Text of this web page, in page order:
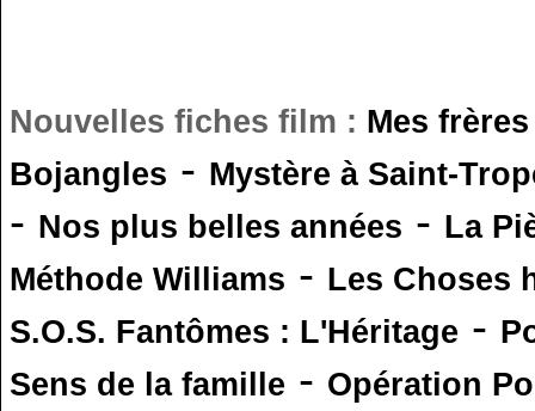
Nouvelles fiches film : Mes
Bojangles - Mystère à Saint-
- Nos plus belles années - La
Méthode Williams - Les Choses
S.O.S. Fantômes : L'Héritage -
Sens de la famille - Opération